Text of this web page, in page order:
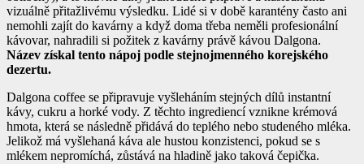
vizuálně přitažlivému výsledku. Lidé si v době karantény často ani
nemohli zajít do kavárny a když doma třeba neměli profesionální
kávovar, nahradili si požitek z kavárny právě kávou Dalgona.
Název získal tento nápoj podle stejnojmenného korejského
dezertu.
Dalgona coffee se připravuje vyšleháním stejných dílů instantní
kávy, cukru a horké vody. Z těchto ingrediencí vznikne krémová
hmota, která se následně přidává do teplého nebo studeného mléka.
Jelikož má vyšlehaná káva ale hustou konzistenci, pokud se s
mlékem nepromíchá, zůstává na hladině jako taková čepička.